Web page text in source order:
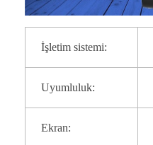
İşletim sistemi:
Uyumluluk:
Ekran: